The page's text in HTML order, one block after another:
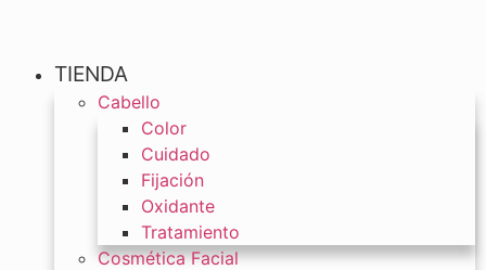
TIENDA
Cabello
Color
Cuidado
Fijación
Oxidante
Tratamiento
Cosmética Facial